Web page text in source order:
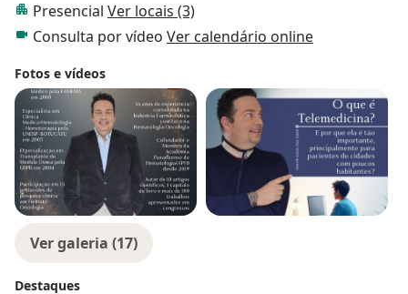
Presencial Ver locais (3)
Consulta por vídeo Ver calendário online
Fotos e vídeos
Ver galeria (17)
Destaques